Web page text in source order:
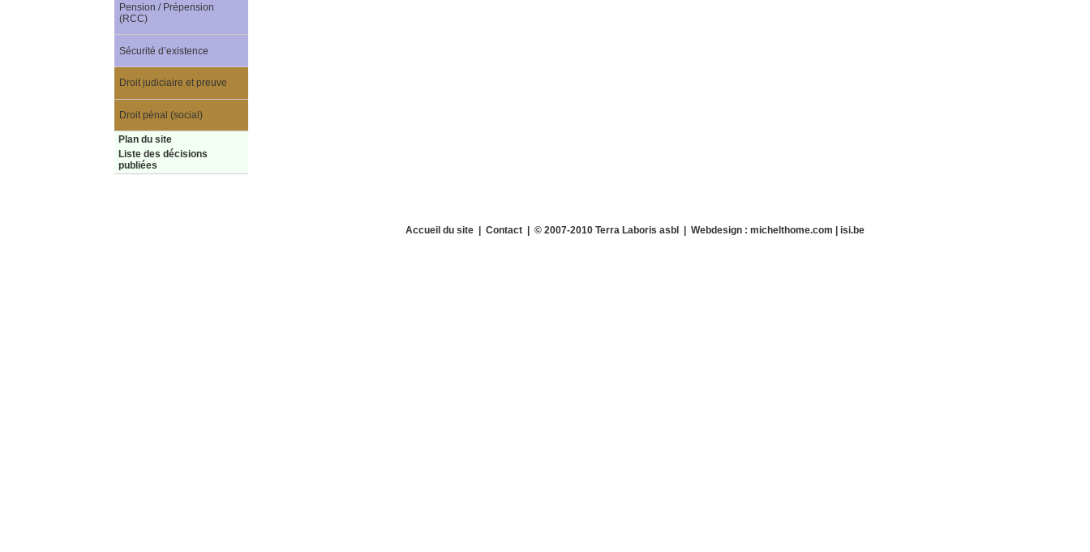
Pension / Prépension
(RCC)
Sécurité d’existence
Droit judiciaire et preuve
Droit pénal (social)
Plan du site
Liste des décisions
publiées
Accueil du site| Contact| © 2007-2010 Terra Laboris asbl | Webdesign : michelthome.com | isi.be